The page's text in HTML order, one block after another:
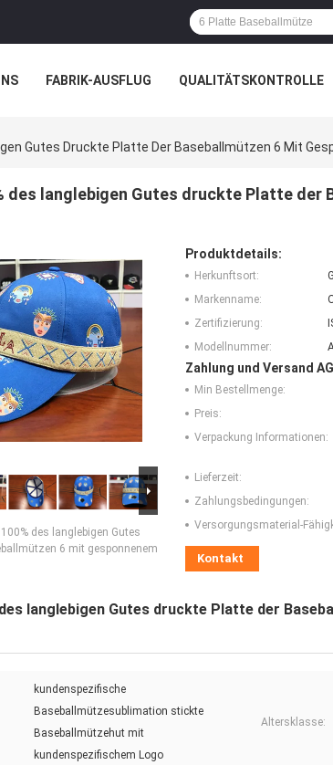
FABRIK-AUSFLUG QUALITÄTSKONTROLLE
Gutes Druckte Platte Der Baseballmützen 6 Mit
des langlebigen Gutes druckte Platte der
des langlebigen Gutes
6 mit gesponnenem
Produktdetails:
Herkunftsort:
Markenname:
Zertifizierung:
Modellnummer:
Zahlung und Versand
Min Bestellmenge:
Preis:
Verpackung Informationen:
Lieferzeit:
Zahlungsbedingungen:
Versorgungsmaterial-
Kontakt
langlebigen Gutes druckte Platte der
kundenspezifische
Baseballmützesublimation stickte
Baseballmützehut mit
kundenspezifischem Logo
Altersklasse: